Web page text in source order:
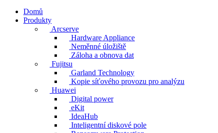
Domů
Produkty
Arcserve
Hardware Appliance
Neměnné úložiště
Záloha a obnova dat
Fujitsu
Garland Technology
Kopie síťového provozu pro analýzu
Huawei
Digital power
eKit
IdeaHub
Inteligentní diskové pole